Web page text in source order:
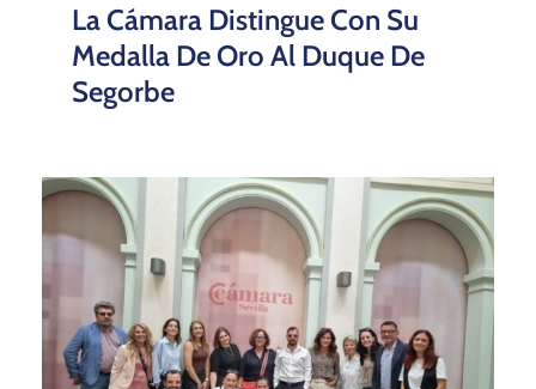
La Cámara Distingue Con Su
Medalla De Oro Al Duque De
Segorbe